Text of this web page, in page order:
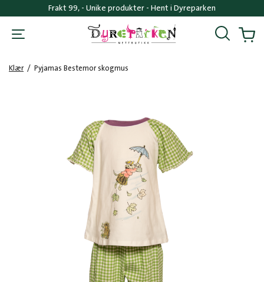
Frakt 99, - Unike produkter - Hent i Dyreparken
Søk
Klær / Pyjamas Bestemor skogmus